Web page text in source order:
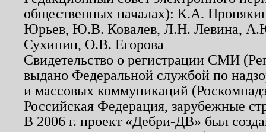
общественных началах): К.А.
Юрьев, Ю.В. Ковалев, Л.Н. Левина,
Сухинин, О.В. Егорова
Свидетельство о регистрации СМИ
выдано Федеральной службой по
и массовых коммуникаций
Российская Федерация, зарубежные
В 2006 г. проект «Дебри-ДВ» был